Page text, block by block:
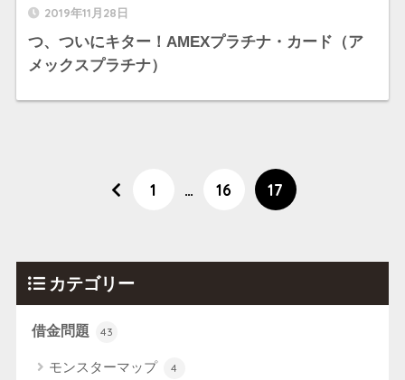
2019年11月28日
つ、ついにキター！AMEXプラチナ・カード（ア
メックスプラチナ）
1 … 16 17
カテゴリー
借金問題 43
モンスターマップ 4